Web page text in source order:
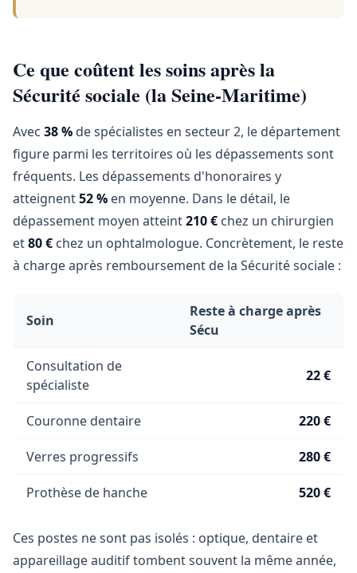
Ce que coûtent les soins après la
Sécurité sociale (la Seine-Maritime)
Avec 38 % de spécialistes en secteur 2, le département
figure parmi les territoires où les dépassements sont
fréquents. Les dépassements d'honoraires y
atteignent52 % en moyenne. Dans le détail, le
dépassement moyen atteint210 € chez un chirurgien
et80 € chez un ophtalmologue. Concrètement, le reste
à charge après remboursement de la Sécurité sociale :
Soin
Reste à charge après
Sécu
Consultation de
spécialiste
22 €
Couronne dentaire 220 €
Verres progressifs 280 €
Prothèse de hanche 520 €
Ces postes ne sont pas isolés : optique, dentaire et
appareillage auditif tombent souvent la même année,